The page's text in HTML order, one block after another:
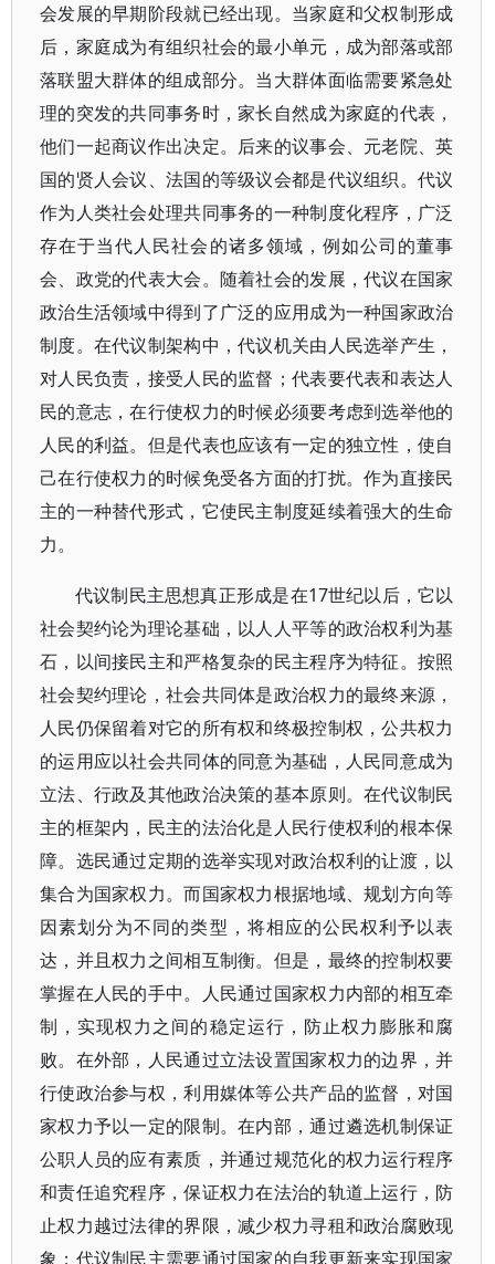
会发展的早期阶段就已经出现。当家庭和父权制形成
后，家庭成为有组织社会的最小单元，成为部落或部
落联盟大群体的组成部分。当大群体面临需要紧急处
理的突发的共同事务时，家长自然成为家庭的代表，
他们一起商议作出决定。后来的议事会、元老院、英
国的贤人会议、法国的等级议会都是代议组织。代议
作为人类社会处理共同事务的一种制度化程序，广泛
存在于当代人民社会的诸多领域，例如公司的董事
会、政党的代表大会。随着社会的发展，代议在国家
政治生活领域中得到了广泛的应用成为一种国家政治
制度。在代议制架构中，代议机关由人民选举产生，
对人民负责，接受人民的监督；代表要代表和表达人
民的意志，在行使权力的时候必须要考虑到选举他的
人民的利益。但是代表也应该有一定的独立性，使自
己在行使权力的时候免受各方面的打扰。作为直接民
主的一种替代形式，它使民主制度延续着强大的生命
力。
代议制民主思想真正形成是在17世纪以后，它以
社会契约论为理论基础，以人人平等的政治权利为基
石，以间接民主和严格复杂的民主程序为特征。按照
社会契约理论，社会共同体是政治权力的最终来源，
人民仍保留着对它的所有权和终极控制权，公共权力
的运用应以社会共同体的同意为基础，人民同意成为
立法、行政及其他政治决策的基本原则。在代议制民
主的框架内，民主的法治化是人民行使权利的根本保
障。选民通过定期的选举实现对政治权利的让渡，以
集合为国家权力。而国家权力根据地域、规划方向等
因素划分为不同的类型，将相应的公民权利予以表
达，并且权力之间相互制衡。但是，最终的控制权要
掌握在人民的手中。人民通过国家权力内部的相互牵
制，实现权力之间的稳定运行，防止权力膨胀和腐
败。在外部，人民通过立法设置国家权力的边界，并
行使政治参与权，利用媒体等公共产品的监督，对国
家权力予以一定的限制。在内部，通过遴选机制保证
公职人员的应有素质，并通过规范化的权力运行程序
和责任追究程序，保证权力在法治的轨道上运行，防
止权力越过法律的界限，减少权力寻租和政治腐败现
象；代议制民主需要通过国家的自我更新来实现国家